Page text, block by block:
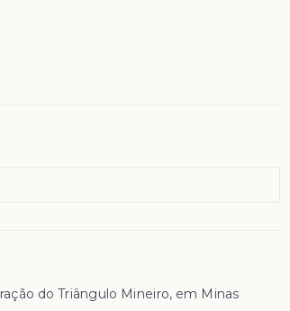
do Triângulo Mineiro, em Minas